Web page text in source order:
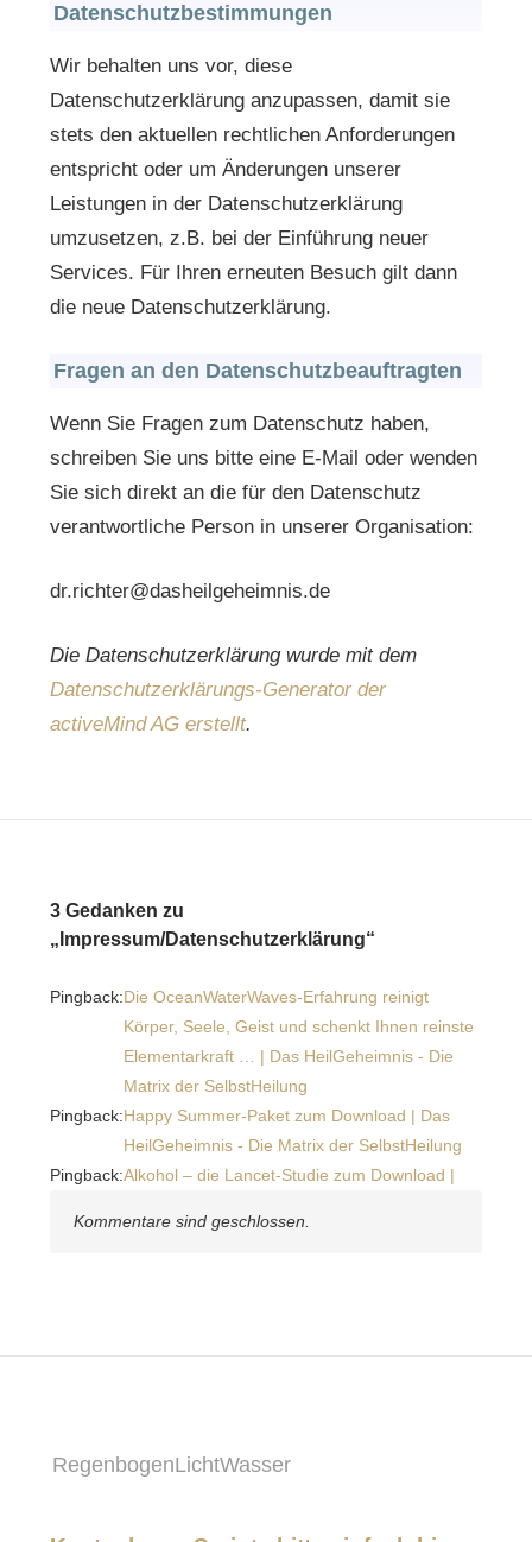
Datenschutzbestimmungen
Wir behalten uns vor, diese
Datenschutzerklärung anzupassen, damit sie
stets den aktuellen rechtlichen Anforderungen
entspricht oder um Änderungen unserer
Leistungen in der Datenschutzerklärung
umzusetzen, z.B. bei der Einführung neuer
Services. Für Ihren erneuten Besuch gilt dann
die neue Datenschutzerklärung.
Fragen an den Datenschutzbeauftragten
Wenn Sie Fragen zum Datenschutz haben,
schreiben Sie uns bitte eine E-Mail oder wenden
Sie sich direkt an die für den Datenschutz
verantwortliche Person in unserer Organisation:
dr.richter@dasheilgeheimnis.de
Die Datenschutzerklärung wurde mit dem
Datenschutzerklärungs-Generator der
activeMind AG erstellt.
3 Gedanken zu
„Impressum/Datenschutzerklärung“
Pingback:Die OceanWaterWaves-Erfahrung reinigt
Körper, Seele, Geist und schenkt Ihnen reinste
Elementarkraft … | Das HeilGeheimnis - Die
Matrix der SelbstHeilung
Pingback:Happy Summer-Paket zum Download | Das
HeilGeheimnis - Die Matrix der SelbstHeilung
Pingback:Alkohol – die Lancet-Studie zum Download |
Kommentare sind geschlossen.
RegenbogenLichtWasser